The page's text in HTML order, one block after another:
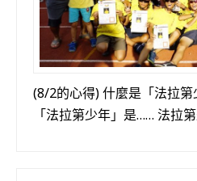
(8/2的心得) 什麼是「法拉第
「法拉第少年」是…… 法拉